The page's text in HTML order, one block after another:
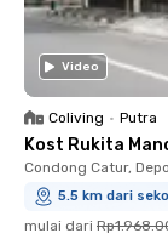
Video
Coliving • Putra
Kost Rukita
Condong Catur,
5.5 km dari
mulai dari